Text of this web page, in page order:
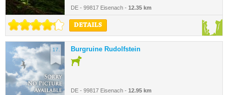
DE - 99817 Eisenach - 12.35 km
DETAILS
17. Burgruine Rudolfstein
DE - 99817 Eisenach - 12.95 km